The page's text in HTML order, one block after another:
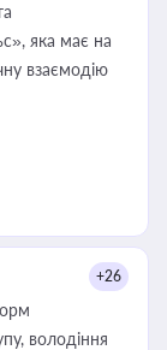
яка має на
взаємодію
+26
володіння